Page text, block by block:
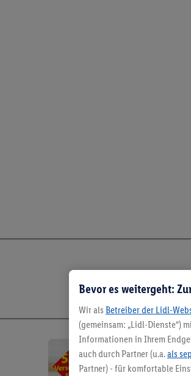
Bevor es weitergeht:
Wir als Betreiber der Lidl-
(gemeinsam: „Lidl-Dienste“)
Informationen in Ihrem
auch durch Partner (u.a.als
Partner) - für komfortable